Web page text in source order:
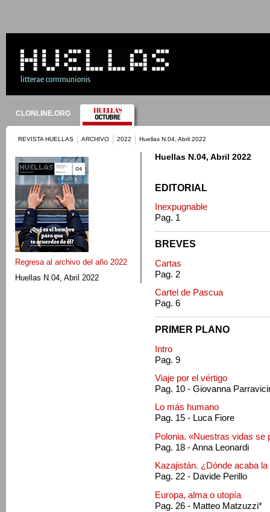
CLONLINE.ORG
REVISTA HUELLAS ARCHIVO 2022 Huellas N.04, Abril 2022
Regresa al archivo del año 2022
Huellas N.04, Abril 2022
Huellas N.04, Abril 2022
EDITORIAL
Inexpugnable
Pag. 1
BREVES
Cartas
Pag. 2
Cartel de Pascua
Pag. 6
PRIMER PLANO
Intro
Pag. 9
Viaje por el vértigo
Pag. 10 - Giovanna
Lo más humano
Pag. 15 - Luca Fiore
Polonia. «Nuestras vidas se
Pag. 18 - Anna Leonardi
Kazajistán. ¿Dónde acaba la
Pag. 22 - Davide Perillo
Europa, alma o utopía
Pag. 26 - Matteo Matzuzzi*